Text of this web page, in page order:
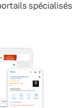
spécialisés